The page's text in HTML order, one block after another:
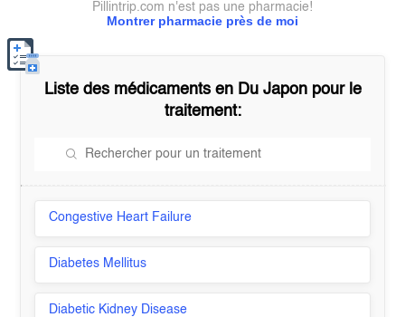
Montrer pharmacie près de moi
Pillintrip.com n'est pas une pharmacie!
Liste des médicaments en Du Japonpour le
traitement:
Congestive Heart Failure
Diabetes Mellitus
Diabetic Kidney Disease